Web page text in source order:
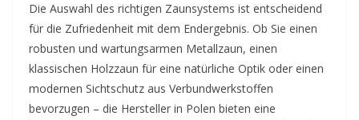
Die Auswahl des richtigen Zaunsystems ist entscheidend
für die Zufriedenheit mit dem Endergebnis. Ob Sie einen
robusten und wartungsarmen Metallzaun, einen
klassischen Holzzaun für eine natürliche Optik oder einen
modernen Sichtschutz aus Verbundwerkstoffen
bevorzugen – die Hersteller in Polen bieten eine